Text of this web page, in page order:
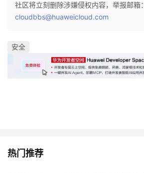
社区将立刻删除涉嫌侵权内容，举报邮箱：
cloudbbs@huaweicloud.com
安全
热门推荐